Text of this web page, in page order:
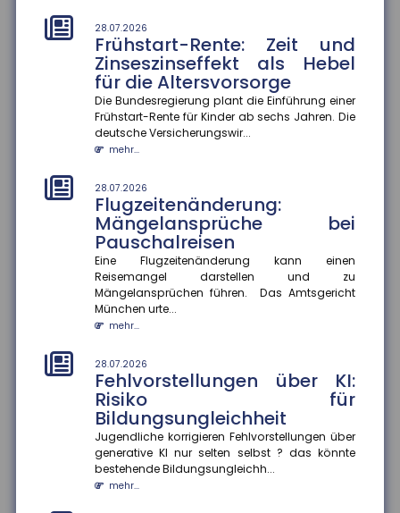
28.07.2026
Frühstart-Rente: Zeit und
Zinseszinseffekt als Hebel
für die Altersvorsorge
Die Bundesregierung plant die Einführung einer
Frühstart-Rente für Kinder ab sechs Jahren. Die
deutsche Versicherungswir...
mehr...
28.07.2026
Flugzeitenänderung:
Mängelansprüche bei
Pauschalreisen
Eine Flugzeitenänderung kann einen
Reisemangel darstellen und zu
Mängelansprüchen führen. Das Amtsgericht
München urte...
mehr...
28.07.2026
Fehlvorstellungen über KI:
Risiko für
Bildungsungleichheit
Jugendliche korrigieren Fehlvorstellungen über
generative KI nur selten selbst ? das könnte
bestehende Bildungsungleichh...
mehr...
28.07.2026
Geschlechterspezifische
Mobilität: Wie Umzüge
Karrierechancen beeinflussen
Paare, die umziehen, stehen oft vor der
Herausforderung, berufliche Kompromisse eingehen
zu müssen. Eine aktuelle Studie...
mehr...
28.07.2026
Mehr Datensouveränität im
Smart Home
Verbraucher sollen künftig selbst entscheiden
können, welche Daten aus ihrem Smart Home sie
teilen. Im Rahmen des Proj...
mehr...
25.07.2026
Frühstartrente
Der Gesetzentwurf zur Frühstartrente nimmt Formen
an. Demnach sollen für jedes Kind vom sechsten bis
zum 18. Lebensjahr...
mehr...
25.07.2026
Anzahl der Versicherungsjahre